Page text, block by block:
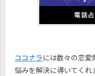
ココナラ には数々の恋
悩みを解決に導いてくれ